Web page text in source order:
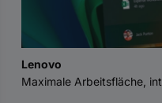
Lenovo
Maximale Arbeitsfläche,